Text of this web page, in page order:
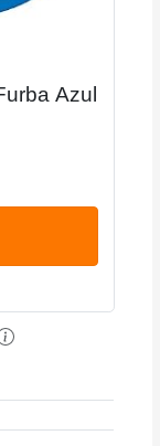
Azul